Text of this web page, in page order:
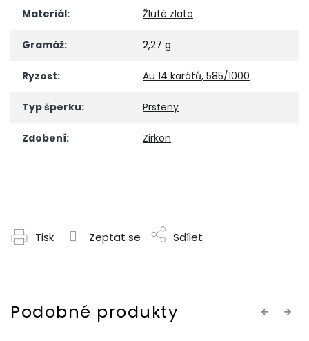
Materiál: Žluté zlato
Gramáž: 2,27 g
Ryzost: Au 14 karátů, 585/1000
Typ šperku: Prsteny
Zdobení: Zirkon
Tisk Zeptat se Sdílet
Previous
Next